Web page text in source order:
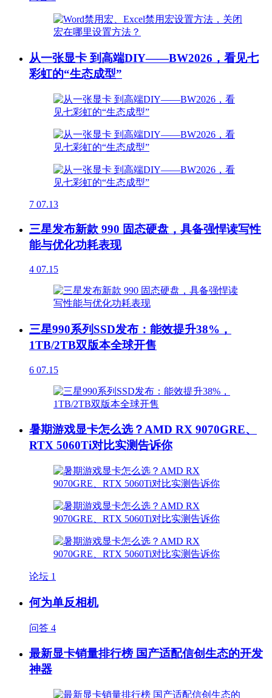
从一张显卡 到高端DIY——BW2026，看见七
彩虹的“生态成型”
7 07.13
三星发布新款 990 固态硬盘，具备强悍读写性
能与优化功耗表现
4 07.15
三星990系列SSD发布：能效提升38%，
1TB/2TB双版本全球开售
6 07.15
暑期游戏显卡怎么选？AMD RX 9070GRE、
RTX 5060Ti对比实测告诉你
论坛 1
何为单反相机
问答 4
最新显卡销量排行榜 国产适配信创生态的开发
神器